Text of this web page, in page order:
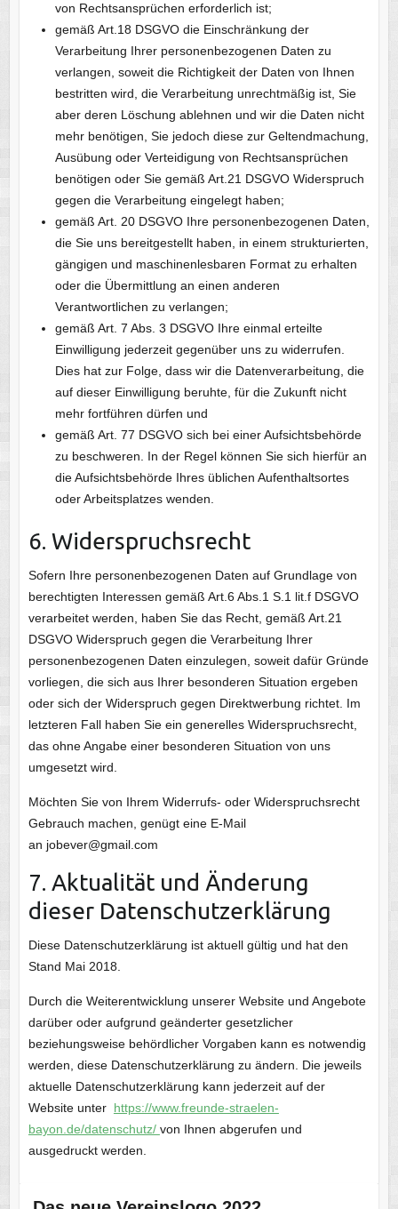
von Rechtsansprüchen erforderlich ist;
gemäß Art.18 DSGVO die Einschränkung der
Verarbeitung Ihrer personenbezogenen Daten zu
verlangen, soweit die Richtigkeit der Daten von Ihnen
bestritten wird, die Verarbeitung unrechtmäßig ist, Sie
aber deren Löschung ablehnen und wir die Daten nicht
mehr benötigen, Sie jedoch diese zur Geltendmachung,
Ausübung oder Verteidigung von Rechtsansprüchen
benötigen oder Sie gemäß Art.21 DSGVO Widerspruch
gegen die Verarbeitung eingelegt haben;
gemäß Art. 20 DSGVO Ihre personenbezogenen Daten,
die Sie uns bereitgestellt haben, in einem strukturierten,
gängigen und maschinenlesbaren Format zu erhalten
oder die Übermittlung an einen anderen
Verantwortlichen zu verlangen;
gemäß Art. 7 Abs. 3 DSGVO Ihre einmal erteilte
Einwilligung jederzeit gegenüber uns zu widerrufen.
Dies hat zur Folge, dass wir die Datenverarbeitung, die
auf dieser Einwilligung beruhte, für die Zukunft nicht
mehr fortführen dürfen und
gemäß Art. 77 DSGVO sich bei einer Aufsichtsbehörde
zu beschweren. In der Regel können Sie sich hierfür an
die Aufsichtsbehörde Ihres üblichen Aufenthaltsortes
oder Arbeitsplatzes wenden.
6. Widerspruchsrecht
Sofern Ihre personenbezogenen Daten auf Grundlage von
berechtigten Interessen gemäß Art.6 Abs.1 S.1 lit.f DSGVO
verarbeitet werden, haben Sie das Recht, gemäß Art.21
DSGVO Widerspruch gegen die Verarbeitung Ihrer
personenbezogenen Daten einzulegen, soweit dafür Gründe
vorliegen, die sich aus Ihrer besonderen Situation ergeben
oder sich der Widerspruch gegen Direktwerbung richtet. Im
letzteren Fall haben Sie ein generelles Widerspruchsrecht,
das ohne Angabe einer besonderen Situation von uns
umgesetzt wird.
Möchten Sie von Ihrem Widerrufs- oder Widerspruchsrecht
Gebrauch machen, genügt eine E-Mail
an jobever@gmail.com
7. Aktualität und Änderung
dieser Datenschutzerklärung
Diese Datenschutzerklärung ist aktuell gültig und hat den
Stand Mai 2018.
Durch die Weiterentwicklung unserer Website und Angebote
darüber oder aufgrund geänderter gesetzlicher
beziehungsweise behördlicher Vorgaben kann es notwendig
werden, diese Datenschutzerklärung zu ändern. Die jeweils
aktuelle Datenschutzerklärung kann jederzeit auf der
Website unter https://www.freunde-straelen-
bayon.de/datenschutz/ von Ihnen abgerufen und
ausgedruckt werden.